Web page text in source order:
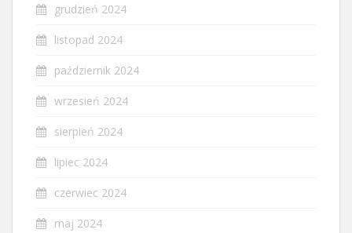
grudzień 2024
listopad 2024
październik 2024
wrzesień 2024
sierpień 2024
lipiec 2024
czerwiec 2024
maj 2024